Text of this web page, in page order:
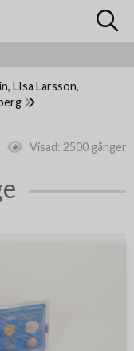
LIsa Larsson,
Visad: 2500 gånger